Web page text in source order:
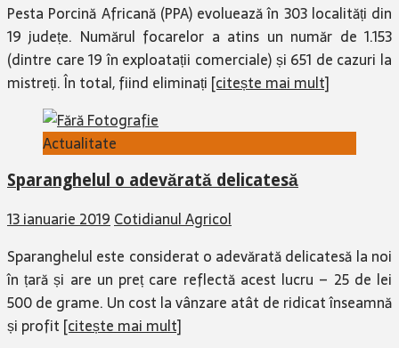
Pesta Porcină Africană (PPA) evoluează în 303 localități din
19 județe. Numărul focarelor a atins un număr de 1.153
(dintre care 19 în exploatații comerciale) și 651 de cazuri la
mistreți. În total, fiind eliminați [citește mai mult]
Actualitate
Sparanghelul o adevărată delicatesă
13 ianuarie 2019Cotidianul Agricol
Sparanghelul este considerat o adevărată delicatesă la noi
în țară și are un preț care reflectă acest lucru – 25 de lei
500 de grame. Un cost la vânzare atât de ridicat înseamnă
și profit [citește mai mult]